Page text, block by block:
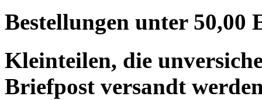
Bestellungen unter 50,00
Kleinteilen, die
Briefpost versandt